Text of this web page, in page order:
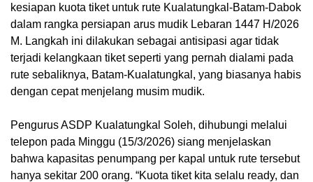
kesiapan kuota tiket untuk rute Kualatungkal-Batam-Dabok
dalam rangka persiapan arus mudik Lebaran 1447 H/2026
M. Langkah ini dilakukan sebagai antisipasi agar tidak
terjadi kelangkaan tiket seperti yang pernah dialami pada
rute sebaliknya, Batam-Kualatungkal, yang biasanya habis
dengan cepat menjelang musim mudik.
Pengurus ASDP Kualatungkal Soleh, dihubungi melalui
telepon pada Minggu (15/3/2026) siang menjelaskan
bahwa kapasitas penumpang per kapal untuk rute tersebut
hanya sekitar 200 orang. “Kuota tiket kita selalu ready, dan